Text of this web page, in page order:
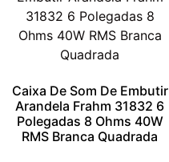
Caixa De Som De Embutir
Arandela Frahm 31832 6
Polegadas 8 Ohms 40W
RMS Branca Quadrada